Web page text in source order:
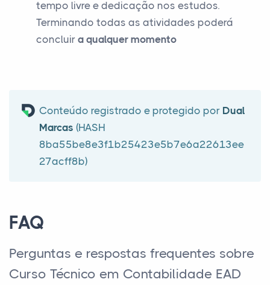
tempo livre e dedicação nos estudos.
Terminando todas as atividades poderá
concluir a qualquer momento
Conteúdo registrado e protegido por Dual
Marcas (HASH
8ba55be8e3f1b25423e5b7e6a22613ee
27acff8b)
FAQ
Perguntas e respostas frequentes sobre
Curso Técnico em Contabilidade EAD